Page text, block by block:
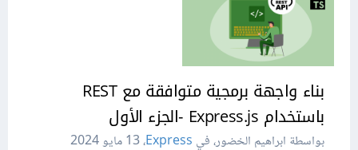
بناء واجهة برمجية متوافقة مع REST
باستخدام Express.js -الجزء الأول
بواسطة ابراهيم الخضور، في Express،13 مايو 2024